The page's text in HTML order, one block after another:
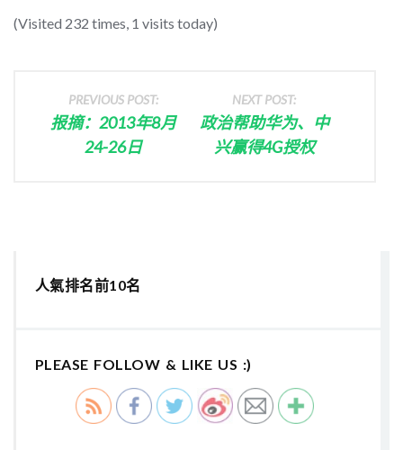
(Visited 232 times, 1 visits today)
PREVIOUS POST:
报摘：2013年8月
24-26日
NEXT POST:
政治帮助华为、中
兴赢得4G授权
人氣排名前10名
PLEASE FOLLOW & LIKE US :)